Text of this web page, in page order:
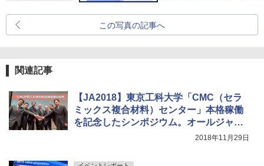
この写真の記事へ
関連記事
【JA2018】東京工科大学「CMC（セラ
ミックス複合材料）センター」本格稼働
を記念したシンポジウム。オールジャパ
2018年11月29日